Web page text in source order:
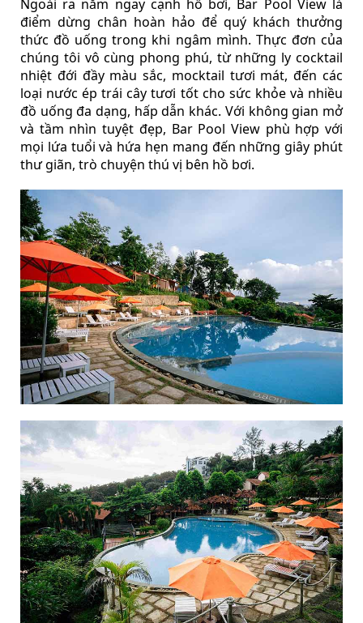
Ngoài ra nằm ngay cạnh hồ bơi, Bar Pool View là
điểm dừng chân hoàn hảo để quý khách thưởng
thức đồ uống trong khi ngâm mình. Thực đơn của
chúng tôi vô cùng phong phú, từ những ly cocktail
nhiệt đới đầy màu sắc, mocktail tươi mát, đến các
loại nước ép trái cây tươi tốt cho sức khỏe và nhiều
đồ uống đa dạng, hấp dẫn khác. Với không gian mở
và tầm nhìn tuyệt đẹp, Bar Pool View phù hợp với
mọi lứa tuổi và hứa hẹn mang đến những giây phút
thư giãn, trò chuyện thú vị bên hồ bơi.